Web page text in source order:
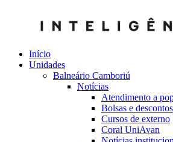
Início
Unidades
Balneário Camboriú
Notícias
Atendimento a
Bolsas e descontos
Cursos de externo
Coral UniAvan